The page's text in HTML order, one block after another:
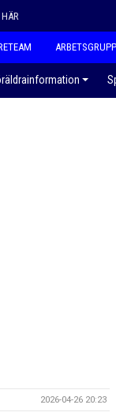
2026-04-26 20:23